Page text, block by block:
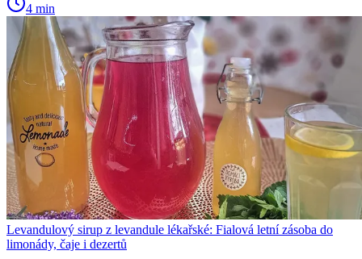
4 min
Levandulový sirup z levandule lékařské: Fialová letní zásoba do
limonády, čaje i dezertů